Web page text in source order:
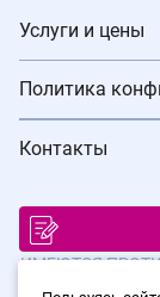
Услуги и цены
Политика
Контакты
ИМЕЮТСЯ